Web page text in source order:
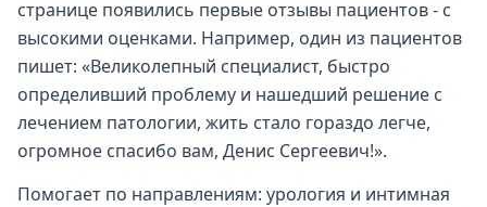
странице появились первые отзывы пациентов - с
высокими оценками. Например, один из пациентов
пишет: «Великолепный специалист, быстро
определивший проблему и нашедший решение с
лечением патологии, жить стало гораздо легче,
огромное спасибо вам, Денис Сергеевич!».
Помогает по направлениям: урология и интимная